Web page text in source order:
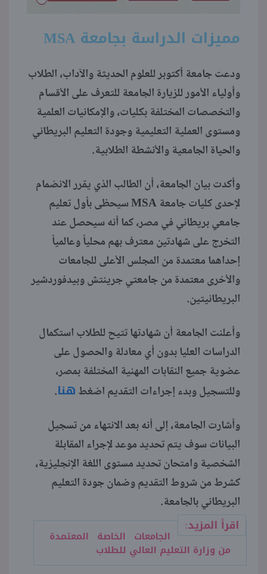
مميزات الدراسة بجامعة MSA
ودعت جامعة أكتوبر للعلوم الحديثة والآداب، الطلاب
وأولياء الأمور للزيارة الجامعة للتعرف على الأقسام
والتخصصات المختلفة بكليات، والإمكانيات العلمية
ومستوى العملية التعليمية وجودة التعليم البريطاني
والحياة الجامعية والأنشطة الطلابية.
وأكدت بيان الجامعة، أن الطالب الذي يقرر الانضمام
لإحدى كليات جامعة MSA سيحظى بأول تعليم
جامعي بريطاني في مصر، كما أنه سيحصل عند
التخرج على شهادتين معترف بهم محلياً وعالمياً
إحداهما معتمدة من المجلس الأعلى للجامعات
والأخرى معتمدة من جامعتي جرينتش وبيدفوردشير
البريطانيتين.
وأعلنت الجامعة أن شهادتها تتيح للطلاب استكمال
الدراسات العليا بدون أي معادلة والحصول على
عضوية جميع النقابات المهنية المختلفة بمصر،
وللتسجيل وبدء إجراءات التقديم اضغطهنا.
وأشارت الجامعة، إلى أنه بعد الانتهاء من تسجيل
البيانات سوف يتم تحديد موعد لإجراء المقابلة
الشخصية وامتحان تحديد مستوى اللغة الإنجليزية،
كشرط من شروط التقديم وضمان جودة التعليم
البريطاني بالجامعة.
اقرأ المزيد:
الجامعات الخاصة المعتمدة
من وزارة التعليم العالي للطلاب